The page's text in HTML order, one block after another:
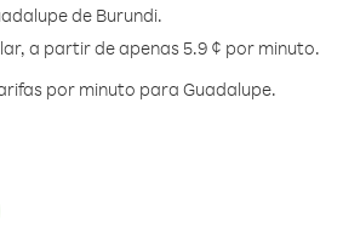
de Burundi.
a partir de apenas 5.9 ¢ por minuto.
por minuto para Guadalupe.